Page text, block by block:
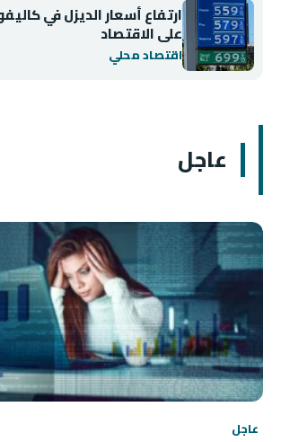
ارتفاع أسعار الديزل في
على الاقتصاد
اقتصاد محلي
عاجل
عاجل